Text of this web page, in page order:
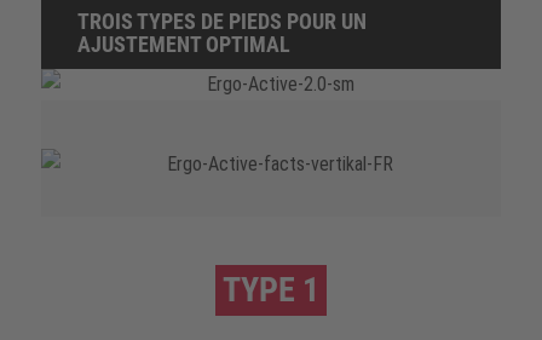
TROIS TYPES DE PIEDS POUR UN
AJUSTEMENT OPTIMAL
TYPE 1